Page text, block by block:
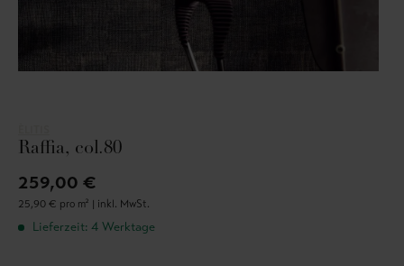
Raffia, col.80
259,00 €
25,90 € pro m² | inkl. MwSt.
Lieferzeit: 4 Werktage